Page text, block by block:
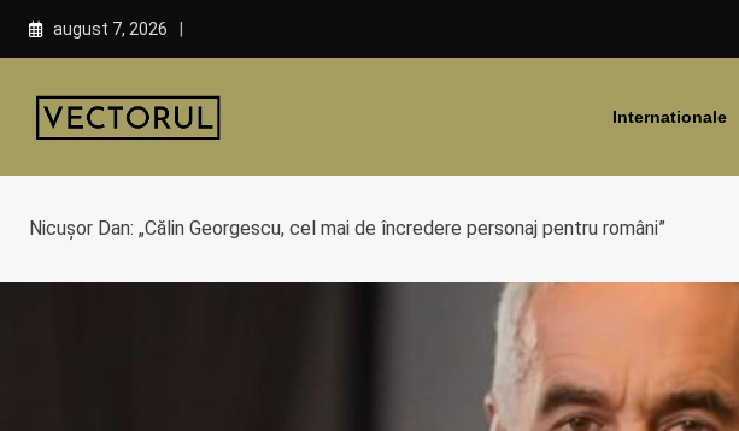
Skip
august 7, 2026
Internationale
Nicușor Dan: „Călin Georgescu, cel mai de încredere personaj pentru români”